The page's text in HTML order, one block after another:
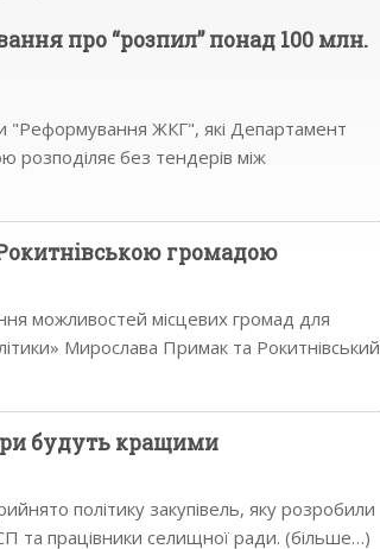
про “розпил” понад 100 млн.
ЖКГ", які Департамент
розподіляє без тендерів між
громадою
можливостей місцевих громад для
Мирослава Примак та Рокитнівський
підписали Меморандум…
будуть кращими
політику закупівель, яку розробили
та працівники селищної ради. (більше…)